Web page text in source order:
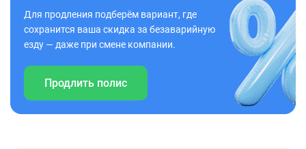
Для продления подберём вариант, где
сохранится ваша скидка за безаварийную
езду — даже при смене компании.
Продлить полис